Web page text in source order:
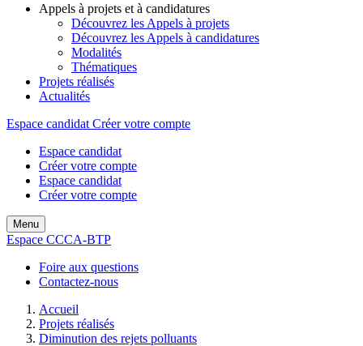
Appels à projets et à candidatures
Découvrez les Appels à projets
Découvrez les Appels à candidatures
Modalités
Thématiques
Projets réalisés
Actualités
Espace candidat Créer votre compte
Espace candidat
Créer votre compte
Espace candidat
Créer votre compte
Menu
Espace CCCA-BTP
Foire aux questions
Contactez-nous
Accueil
Projets réalisés
Diminution des rejets polluants